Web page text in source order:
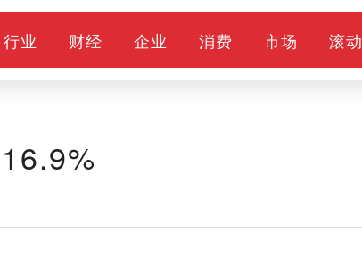
行业 财经 企业 消费 市场 滚动